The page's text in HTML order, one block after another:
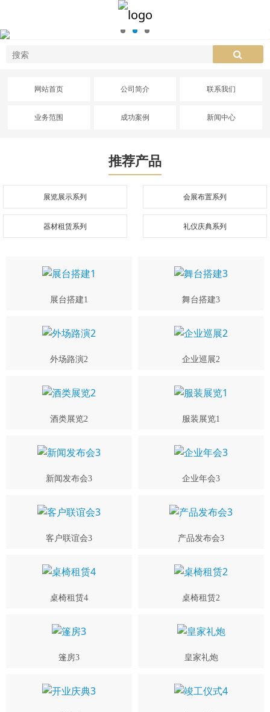
网站首页 公司简介 联系我们
业务范围 成功案例 新闻中心
推荐产品
展览展示系列 会展布置系列
器材租赁系列 礼仪庆典系列
展台搭建1 舞台搭建3
外场路演2 企业巡展2
酒类展览2 服装展览1
新闻发布会3 企业年会3
客户联谊会3 产品发布会3
桌椅租赁4 桌椅租赁2
篷房3 皇家礼炮